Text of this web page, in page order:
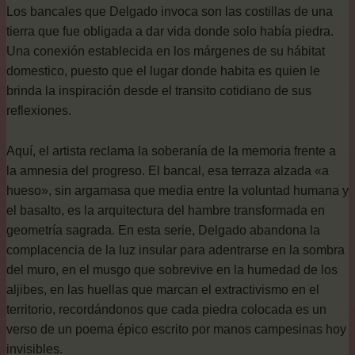
Los bancales que Delgado invoca son las costillas de una
tierra que fue obligada a dar vida donde solo había piedra.
Una conexión establecida en los márgenes de su hábitat
domestico, puesto que el lugar donde habita es quien le
brinda la inspiración desde el transito cotidiano de sus
reflexiones.
Aquí, el artista reclama la soberanía de la memoria frente a
la amnesia del progreso. El bancal, esa terraza alzada «a
hueso», sin argamasa que media entre la voluntad humana y
el basalto, es la arquitectura del hambre transformada en
geometría sagrada. En esta serie, Delgado abandona la
complacencia de la luz insular para adentrarse en la sombra
del muro, en el musgo que sobrevive en la humedad de los
aljibes, en las huellas que marcan el extractivismo en el
territorio, recordándonos que cada piedra colocada es un
verso de un poema épico escrito por manos campesinas hoy
invisibles.